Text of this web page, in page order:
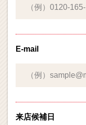
E-mail
来店候補日